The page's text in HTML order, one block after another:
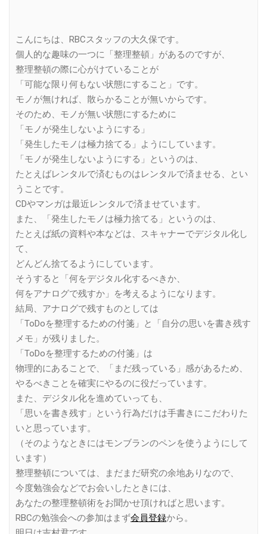
こんにちは、RBCスタッフの大久保です。
個人的な趣味の一つに「整理整頓」があるのですが、
整理整頓の際に心がけていることが
「可能な限り何もない状態にすること」です。
モノが無ければ、散らかることが無いからです。
そのため、モノが無い状態にするために
「モノが発生しないようにする」
「発生したモノは極力捨てる」ようにしています。
「モノが発生しないようにする」というのは、
たとえばレンタルで済むものはレンタルで済ませる、とい
うことです。
CDやマンガは最近レンタルで済ませています。
また、「発生したモノは極力捨てる」というのは、
たとえば紙の資料や本などは、スキャナーでデジタル化し
て、
どんどん捨てるようにしています。
そうすると「何をデジタル化するべきか、
何をアナログで残すか」を考えるようになります。
結局、アナログで残すものとしては
「ToDoを整理するための付箋」と「自分の思いを書き残す
メモ」が残りました。
「ToDoを整理するための付箋」は
物理的にあることで、「まだ残っている」感があるため、
やるべきことを確実にやるのに役だっています。
また、デジタル化を進めていっても、
「思いを書き残す」という行為だけは手書きにこだわりた
いと思っています。
（そのようなときにはモンブランのペンを使うようにして
います）
整理整頓については、まだまだ研究の余地ありなので、
今度勉強会などでお会いしたときには、
あなたの整理整頓術をお聞かせ頂ければと思います。
RBCの勉強会への参加はまず会員登録から。